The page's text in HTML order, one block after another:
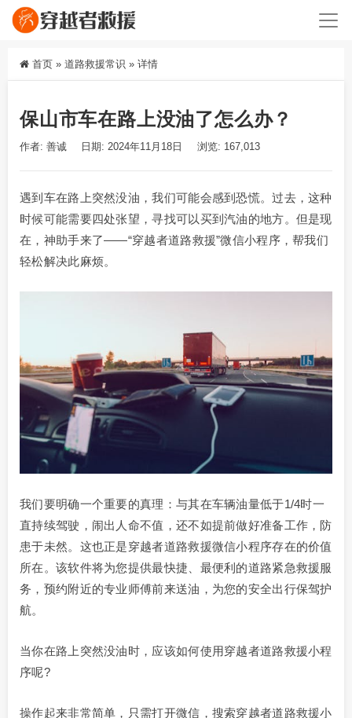
首页 » 道路救援常识 » 详情
保山市车在路上没油了怎么办？
作者: 善诚 日期: 2024年11月18日 浏览: 167,013
遇到车在路上突然没油，我们可能会感到恐慌。过去，这种
时候可能需要四处张望，寻找可以买到汽油的地方。但是现
在，神助手来了——“穿越者道路救援”微信小程序，帮我们
轻松解决此麻烦。
我们要明确一个重要的真理：与其在车辆油量低于1/4时一
直持续驾驶，闹出人命不值，还不如提前做好准备工作，防
患于未然。这也正是穿越者道路救援微信小程序存在的价值
所在。该软件将为您提供最快捷、最便利的道路紧急救援服
务，预约附近的专业师傅前来送油，为您的安全出行保驾护
航。
当你在路上突然没油时，应该如何使用穿越者道路救援小程
序呢?
操作起来非常简单，只需打开微信，搜索穿越者道路救援小